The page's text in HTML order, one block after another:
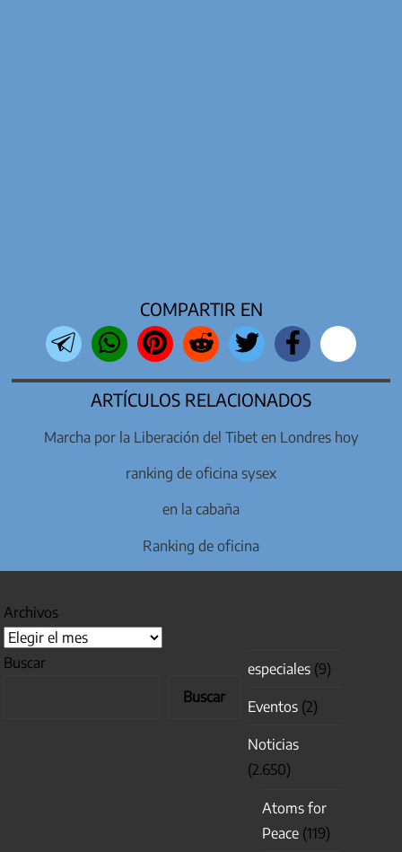
COMPARTIR EN
ARTÍCULOS RELACIONADOS
Marcha por la Liberación del Tibet en Londres hoy
ranking de oficina sysex
en la cabaña
Ranking de oficina
Archivos
Buscar
Buscar
especiales (9)
Eventos (2)
Noticias
(2.650)
Atoms for
Peace (119)